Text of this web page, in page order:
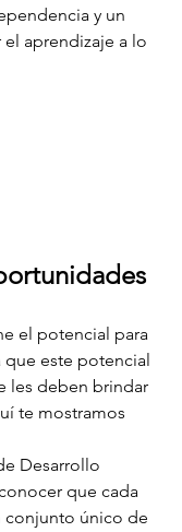
y un
aprendizaje a lo
el potencial para
que este potencial
les deben brindar
te mostramos
que cada
único de